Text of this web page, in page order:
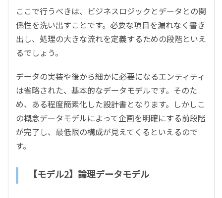
ここで行うべきは、ビジネスロジックとデータとの関
係性を洗い出すことです。必要な項目を漏れなく書き
出し、処理の大きな流れを定義するための段階といえ
るでしょう。
データの実装や後から細かに必要になるエンティティ
は省略された、基本的なデータモデルです。そのた
め、ある程度簡素化した設計書となります。しかしこ
の概念データモデルによって企画を明確にする前段階
が完了し、最低限の構成が見えてくるといえるので
す。
【モデル2】論理データモデル